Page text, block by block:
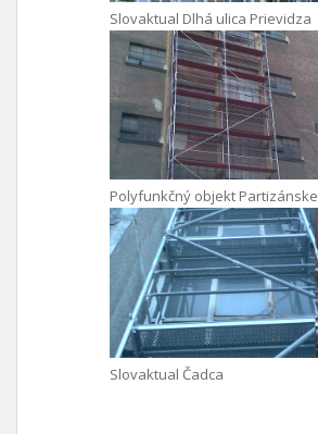
Slovaktual Dlhá ulica Prievidza
Polyfunkčný objekt Partizánske
Slovaktual Čadca